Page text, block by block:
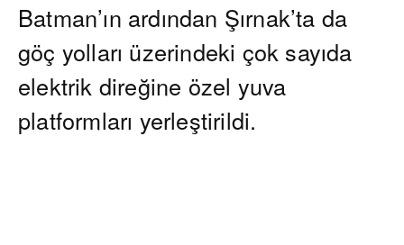
Batman’ın ardından Şırnak’ta da
göç yolları üzerindeki çok sayıda
elektrik direğine özel yuva
platformları yerleştirildi.